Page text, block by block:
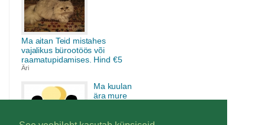
Ma aitan Teid mistahes
vajalikus bürootöös või
raamatupidamises. Hind €5
Äri
Ma kuulan
ära mure